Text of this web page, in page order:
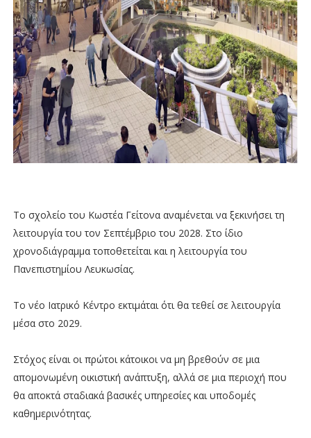
Το σχολείο του Κωστέα Γείτονα αναμένεται να ξεκινήσει τη
λειτουργία του τον Σεπτέμβριο του 2028. Στο ίδιο
χρονοδιάγραμμα τοποθετείται και η λειτουργία του
Πανεπιστημίου Λευκωσίας.
Το νέο Ιατρικό Κέντρο εκτιμάται ότι θα τεθεί σε λειτουργία
μέσα στο 2029.
Στόχος είναι οι πρώτοι κάτοικοι να μη βρεθούν σε μια
απομονωμένη οικιστική ανάπτυξη, αλλά σε μια περιοχή που
θα αποκτά σταδιακά βασικές υπηρεσίες και υποδομές
καθημερινότητας.